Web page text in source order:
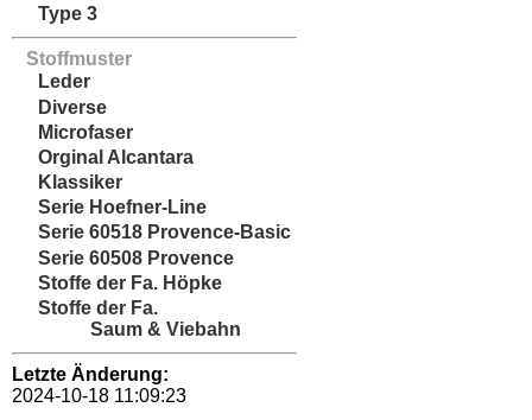
Type 3
Stoffmuster
Leder
Diverse
Microfaser
Orginal Alcantara
Klassiker
Serie Hoefner-Line
Serie 60518 Provence-Basic
Serie 60508 Provence
Stoffe der Fa. Höpke
Stoffe der Fa.
Saum & Viebahn
Letzte Änderung:
2024-10-18 11:09:23